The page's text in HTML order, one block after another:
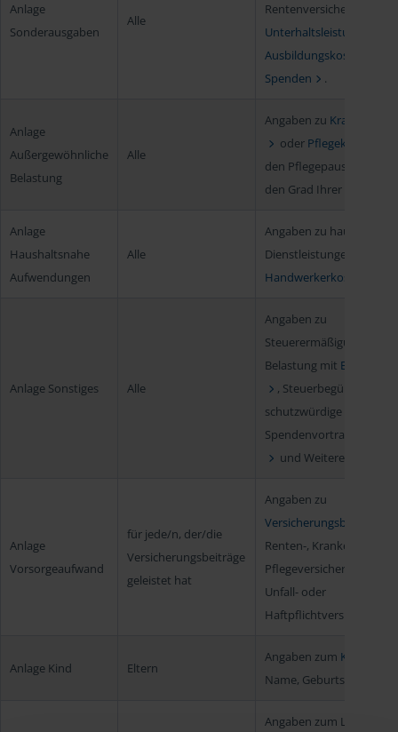
Anlage
Sonderausgaben
Alle
Unterhaltsleistungen
Ausbildungskosten
Spenden
.
Anlage
Außergewöhnliche
Belastung
Alle
Angaben zu
oder Pflegekosten
den Pflegepauschbetrag
den Grad Ihrer
Anlage
Haushaltsnahe
Aufwendungen
Alle
Angaben zu
Dienstleistungen und
Handwerkerkosten
Anlage Sonstiges Alle
Angaben zu
Steuerermäßigungen bei
Belastung mit
, Steuerbegünstigung
schutzwürdige
Spendenvortrag,
und Weiteres.
Anlage
Vorsorgeaufwand
für jede/n, der/die
Versicherungsbeiträge
geleistet hat
Angaben zu
Versicherungsbeiträgen
Renten-, Kranken- und
Pflegeversicherung sowie
Unfall- oder
Haftpflichtversicherung)
Anlage Kind Eltern
Angaben zum Kind
Name, Geburtsdatum)
Angaben zum Lohn und